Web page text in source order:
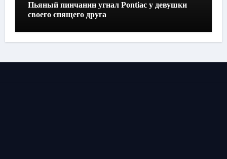
Пьяный пинчанин угнал Pontiac у девушки
своего спящего друга